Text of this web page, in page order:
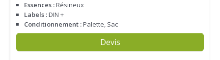
Essences :Résineux
Labels :DIN +
Conditionnement :Palette, Sac
Devis